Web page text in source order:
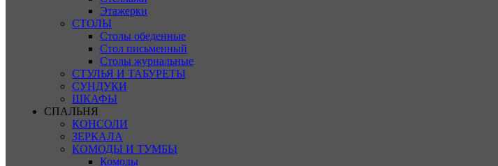
Этажерки
СТОЛЫ
Столы обеденные
Стол письменный
Столы журнальные
СТУЛЬЯ И ТАБУРЕТЫ
СУНДУКИ
ШКАФЫ
СПАЛЬНЯ
КОНСОЛИ
ЗЕРКАЛА
КОМОДЫ И ТУМБЫ
Комоды